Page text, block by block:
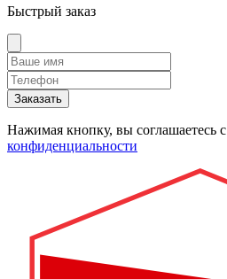
Быстрый заказ
Заказать
Нажимая кнопку, вы соглашаетесь с
конфиденциальности